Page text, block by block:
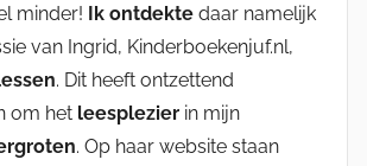
minder! Ik ontdekte daar namelijk
van Ingrid, Kinderboekenjuf.nl,
. Dit heeft ontzettend
om het leesplezier in mijn
. Op haar website staan